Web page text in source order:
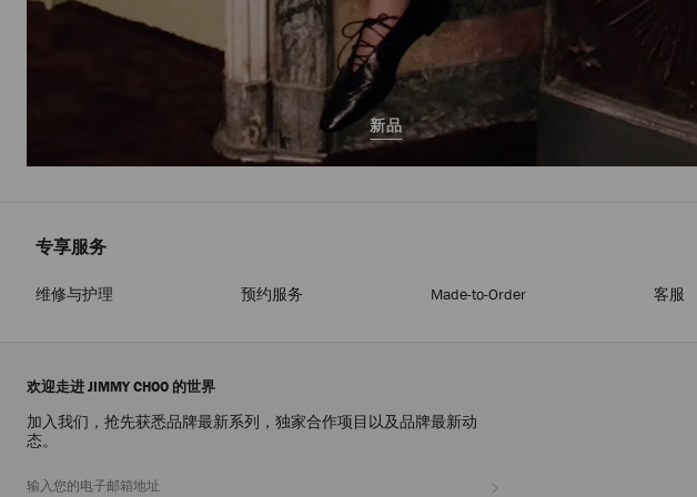
新品
专享服务
维修与护理 预约服务 Made-to-Order 客服
欢迎走进 JIMMY CHOO 的世界
加入我们，抢先获悉品牌最新系列，独家合作项目以及品牌最新动
态。